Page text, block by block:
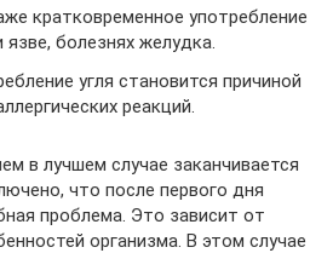
кратковременное употребление
язве, болезнях желудка.
угля становится причиной
реакций.
в лучшем случае заканчивается
что после первого дня
проблема. Это зависит от
организма. В этом случае